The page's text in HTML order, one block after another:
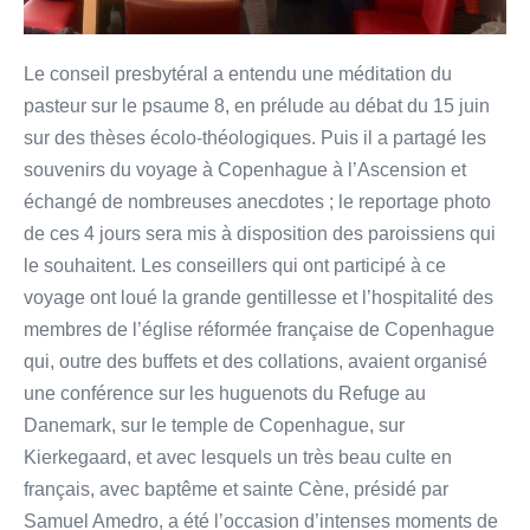
juin
2019
Le conseil presbytéral a entendu une méditation du
pasteur sur le psaume 8, en prélude au débat du 15 juin
sur des thèses écolo-théologiques. Puis il a partagé les
souvenirs du voyage à Copenhague à l’Ascension et
échangé de nombreuses anecdotes ; le reportage photo
de ces 4 jours sera mis à disposition des paroissiens qui
le souhaitent. Les conseillers qui ont participé à ce
voyage ont loué la grande gentillesse et l’hospitalité des
membres de l’église réformée française de Copenhague
qui, outre des buffets et des collations, avaient organisé
une conférence sur les huguenots du Refuge au
Danemark, sur le temple de Copenhague, sur
Kierkegaard, et avec lesquels un très beau culte en
français, avec baptême et sainte Cène, présidé par
Samuel Amedro, a été l’occasion d’intenses moments de